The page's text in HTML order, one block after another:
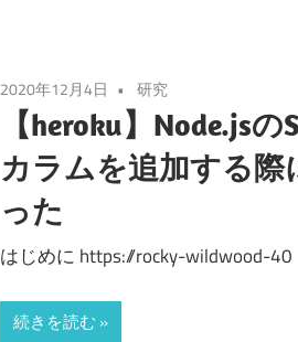
2020年12月4日 研究
【heroku】Node.js
カラムを追加する際
った
はじめに https://rocky-wildwood-40
続きを読む